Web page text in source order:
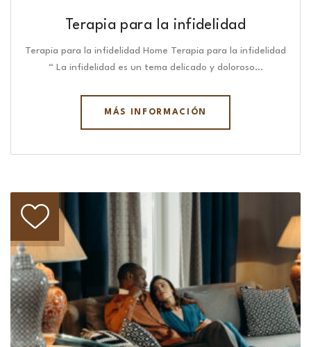
Terapia para la infidelidad
Terapia para la infidelidad Home Terapia para la infidelidad
“ La infidelidad es un tema delicado y doloroso…
MÁS INFORMACIÓN